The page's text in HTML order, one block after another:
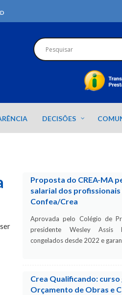
DECISÕES
Proposta do CREA-MA
salarial dos profissionais
Confea/Crea
Aprovada pelo Colégio de
presidente Wesley Assis
congelados desde 2022 e
Crea Qualificando:
Orçamento de Obras e